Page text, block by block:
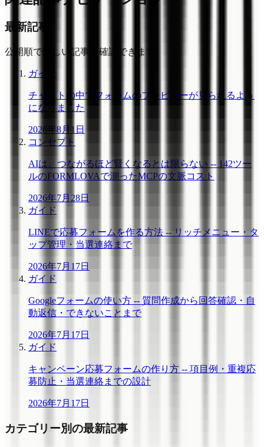
最新記事
公開順で新しい記事を確認できます。
ガイド
チャットの中でフォームのプレビューが見られるよう
になりました
2026年8月1日
コンセプト
AIは、つながるほど賢くなるとは限らない -- 142ツー
ルのFORMLOVAで測ったMCPの文脈コスト
2026年7月28日
ガイド
LINEで応募フォームを作る方法 -- リッチメニュー・タ
ップ管理・当選連絡まで
2026年7月17日
ガイド
Googleフォームの使い方 -- 質問作成から回答確認・自
動返信・できないことまで
2026年7月17日
ガイド
キャンペーン応募フォームの作り方 -- 項目例・重複応
募防止・当選連絡までの設計
2026年7月17日
カテゴリー別の最新記事